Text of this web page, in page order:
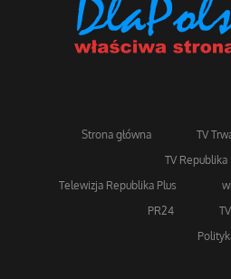
Strona główna TV
TV Republika
Telewizja Republika Plus
PR24